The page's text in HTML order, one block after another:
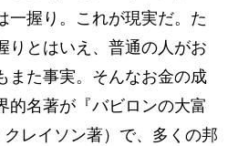
一握り。これが現実だ。た
りとはいえ、普通の人がお
また事実。そんなお金の成
的名著が『バビロンの大富
レイソン著）で、多くの邦